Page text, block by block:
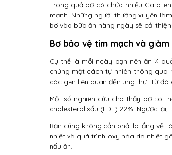
Trong quả bơ có chứa nhiều
mạnh. Những người thường xuyên
bơ vào bữa ăn hàng ngày sẽ cải
Bơ bảo vệ tim mạch và
Cụ thể là mỗi ngày bạn nên ăn ¼
chúng một cách tự nhiên thông
các gen liên quan đến ung thư. Từ
Một số nghiên cứu cho thấy bơ có
cholesterol xấu (LDL) 22%. Ngược lại,
Bạn cũng không cần phải lo lắng về
nhiệt và quá trình oxy hóa do nhiệt
nấu ăn.